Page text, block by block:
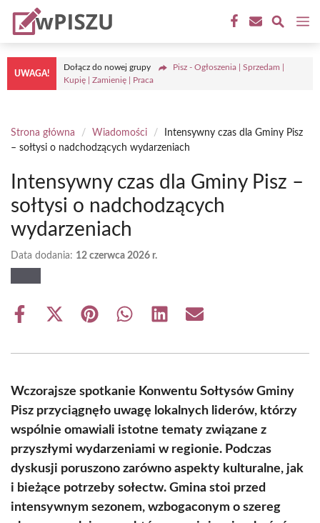
Przejdź
treści
UWAGA!
Dołącz do nowej grupy
Pisz - Ogłoszenia | Sprzedam |
Kupię | Zamienię | Praca
Strona główna / Wiadomości /
Intensywny czas dla Gminy Pisz
– sołtysi o nadchodzących wydarzeniach
Intensywny czas dla Gminy Pisz –
sołtysi o nadchodzących
wydarzeniach
Data dodania: 12 czerwca 2026 r.
Share
Share
(Twitter)
Share Share Share Share
Wczorajsze spotkanie Konwentu Sołtysów Gminy
Pisz przyciągnęło uwagę lokalnych liderów, którzy
wspólnie omawiali istotne tematy związane z
przyszłymi wydarzeniami w regionie. Podczas
dyskusji poruszono zarówno aspekty kulturalne, jak
i bieżące potrzeby sołectw. Gmina stoi przed
intensywnym sezonem, wzbogaconym o szereg